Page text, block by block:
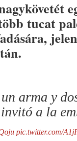
tucat
arma y
a la
pic.twitter.com/